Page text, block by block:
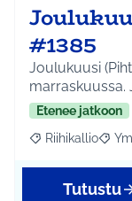
#1385
Joulukuusi
marraskuussa.
Etenee jatkoon
Rajaa tulokset
Riihikallio
Tutustu